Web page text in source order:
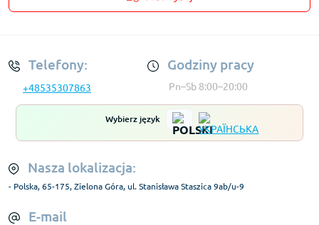
Telefony:
+48535307863
Godziny pracy
Pn–Sb 8:00–20:00
Wybierz język
Nasza lokalizacja:
- Polska, 65-175, Zielona Góra, ul. Stanisława Staszica 9ab/u-9
E-mail